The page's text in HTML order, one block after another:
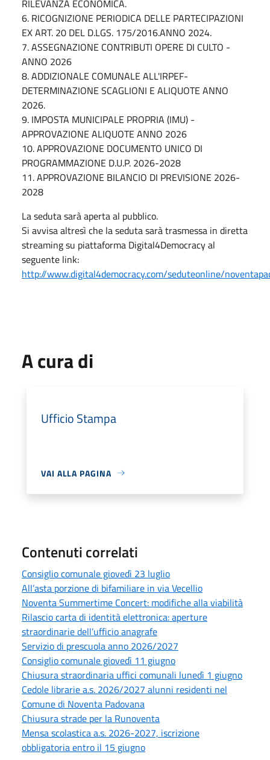
RILEVANZA ECONOMICA.
6. RICOGNIZIONE PERIODICA DELLE PARTECIPAZIONI
EX ART. 20 DEL D.LGS. 175/2016.ANNO 2024.
7. ASSEGNAZIONE CONTRIBUTI OPERE DI CULTO -
ANNO 2026
8. ADDIZIONALE COMUNALE ALL'IRPEF-
DETERMINAZIONE SCAGLIONI E ALIQUOTE ANNO
2026.
9. IMPOSTA MUNICIPALE PROPRIA (IMU) -
APPROVAZIONE ALIQUOTE ANNO 2026
10. APPROVAZIONE DOCUMENTO UNICO DI
PROGRAMMAZIONE D.U.P. 2026-2028
11. APPROVAZIONE BILANCIO DI PREVISIONE 2026-
2028
La seduta sarà aperta al pubblico.
Si avvisa altresì che la seduta sarà trasmessa in diretta
streaming su piattaforma Digital4Democracy al
seguente link:
http://www.digital4democracy.com/seduteonline/
A cura di
Ufficio Stampa
VAI ALLA PAGINA
Contenuti correlati
Consiglio comunale giovedì 23 luglio
All’asta porzione di bifamiliare in via Vecellio
Noventa Summertime Concert: modifiche alla viabilità
Rilascio carta di identità elettronica: aperture
straordinarie dell’ufficio anagrafe
Servizio di prescuola anno 2026/2027
Consiglio comunale giovedì 11 giugno
Chiusura straordinaria uffici comunali lunedì 1 giugno
Cedole librarie a.s. 2026/2027 alunni residenti nel
Comune di Noventa Padovana
Chiusura strade per la Runoventa
Mensa scolastica a.s. 2026-2027, iscrizione
obbligatoria entro il 15 giugno